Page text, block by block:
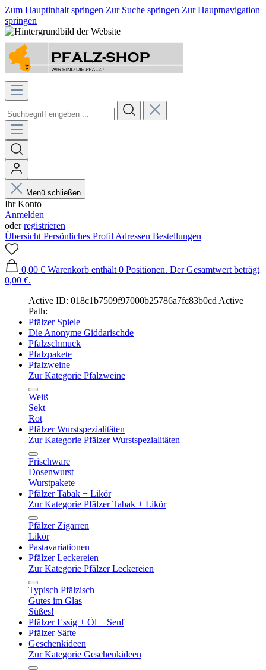
Zum Hauptinhalt springen Zur Suche springen Zur Hauptnavigation
springen
Menü schließen
Ihr Konto
Anmelden
oderregistrieren
Übersicht Persönliches Profil Adressen Bestellungen
0,00 € Warenkorb enthält 0 Positionen. Der Gesamtwert beträgt
0,00 €.
Active ID: 018c1b7509f97000b25786a7fc83b0cd Active
Path:
Pfälzer Spiele
Die Anonyme Giddarischde
Pfalzschmuck
Pfalzpakete
Pfalzweine
Zur Kategorie Pfalzweine
Weiß
Sekt
Rot
Pfälzer Wurstspezialitäten
Zur Kategorie Pfälzer Wurstspezialitäten
Frischware
Dosenwurst
Wurstpakete
Pfälzer Tabak + Likör
Zur Kategorie Pfälzer Tabak + Likör
Pfälzer Zigarren
Likör
Pastavariationen
Pfälzer Leckereien
Zur Kategorie Pfälzer Leckereien
Typisch Pfälzisch
Gutes im Glas
Süßes!
Pfälzer Essig + Öl + Senf
Pfälzer Säfte
Geschenkideen
Zur Kategorie Geschenkideen